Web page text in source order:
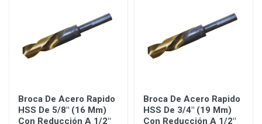
Broca De Acero Rapido
HSS De 5/8" (16 Mm)
Con Reducción A 1/2"
Broca De Acero Rapido
HSS De 3/4" (19 Mm)
Con Reducción A 1/2"